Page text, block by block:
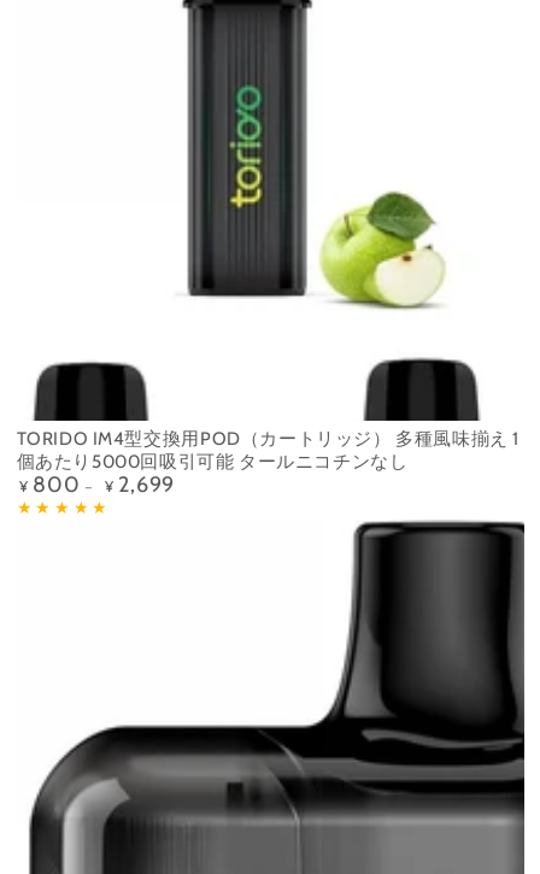
TORIDO IM4型交換用POD（カートリッジ） 多種風味揃え 1
個あたり5000回吸引可能 タールニコチンなし
Precio
regular
¥ 800 ¥ 2,699